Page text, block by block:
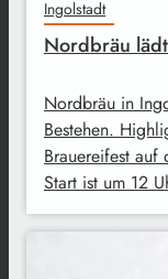
Ingolstadt
Nordbräu
Nordbräu in
Bestehen.
Brauereifest auf
Start ist um 12